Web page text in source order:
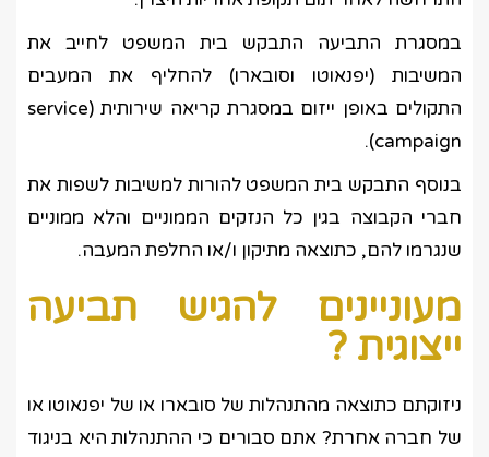
במסגרת התביעה התבקש בית המשפט לחייב את
המשיבות (יפנאוטו וסובארו) להחליף את המעבים
התקולים באופן ייזום במסגרת קריאה שירותית (service
campaign).
בנוסף התבקש בית המשפט להורות למשיבות לשפות את
חברי הקבוצה בגין כל הנזקים הממוניים והלא ממוניים
שנגרמו להם, כתוצאה מתיקון ו/או החלפת המעבה.
מעוניינים להגיש תביעה
ייצוגית ?
ניזוקתם כתוצאה מהתנהלות של סובארו או של יפנאוטו או
של חברה אחרת? אתם סבורים כי ההתנהלות היא בניגוד